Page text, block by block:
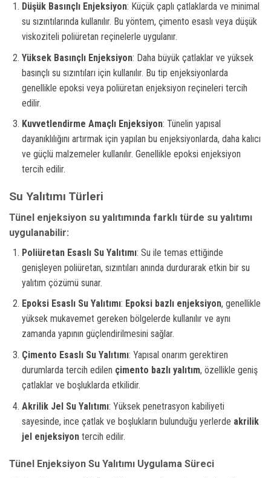
Düşük Basınçlı Enjeksiyon: Küçük çaplı çatlaklarda ve minimal
su sızıntılarında kullanılır. Bu yöntem, çimento esaslı veya düşük
viskoziteli poliüretan reçinelerle uygulanır.
Yüksek Basınçlı Enjeksiyon: Daha büyük çatlaklar ve yüksek
basınçlı su sızıntıları için kullanılır. Bu tip enjeksiyonlarda
genellikle epoksi veya poliüretan enjeksiyon reçineleri tercih
edilir.
Kuvvetlendirme Amaçlı Enjeksiyon: Tünelin yapısal
dayanıklılığını artırmak için yapılan bu enjeksiyonlarda, daha kalıcı
ve güçlü malzemeler kullanılır. Genellikle epoksi enjeksiyon
tercih edilir.
Su Yalıtımı Türleri
Tünel enjeksiyon su yalıtımında farklı türde su yalıtımı
uygulanabilir:
Poliüretan Esaslı Su Yalıtımı: Su ile temas ettiğinde
genişleyen poliüretan, sızıntıları anında durdurarak etkin bir su
yalıtım çözümü sunar.
Epoksi Esaslı Su Yalıtımı: Epoksi bazlı enjeksiyon, genellikle
yüksek mukavemet gereken bölgelerde kullanılır ve aynı
zamanda yapının güçlendirilmesini sağlar.
Çimento Esaslı Su Yalıtımı: Yapısal onarım gerektiren
durumlarda tercih edilen çimento bazlı yalıtım, özellikle geniş
çatlaklar ve boşluklarda etkilidir.
Akrilik Jel Su Yalıtımı: Yüksek penetrasyon kabiliyeti
sayesinde, ince çatlak ve boşlukların bulunduğu yerlerde akrilik
jel enjeksiyontercih edilir.
Tünel Enjeksiyon Su Yalıtımı Uygulama Süreci